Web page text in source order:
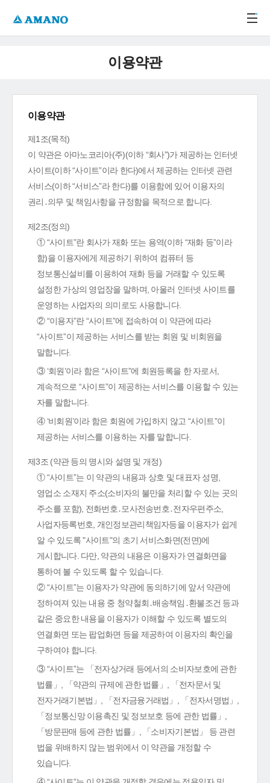
이용약관
이용약관
제1조(목적)
이 약관은 아마노코리아(주)(이하 “회사”)가 제공하는 인터넷
사이트(이하 “사이트”이라 한다)에서 제공하는 인터넷 관련
서비스(이하 “서비스”라 한다)를 이용함에 있어 이용자의
권리․의무 및 책임사항을 규정함을 목적으로 합니다.
제2조(정의)
① “사이트”란 회사가 재화 또는 용역(이하 “재화 등”이라
함)을 이용자에게 제공하기 위하여 컴퓨터 등
정보통신설비를 이용하여 재화 등을 거래할 수 있도록
설정한 가상의 영업장을 말하며, 아울러 인터넷 사이트를
운영하는 사업자의 의미로도 사용합니다.
② “이용자”란 “사이트”에 접속하여 이 약관에 따라
“사이트”이 제공하는 서비스를 받는 회원 및 비회원을
말합니다.
③ ‘회원’이라 함은 “사이트”에 회원등록을 한 자로서,
계속적으로 “사이트”이 제공하는 서비스를 이용할 수 있는
자를 말합니다.
④ ‘비회원’이라 함은 회원에 가입하지 않고 “사이트”이
제공하는 서비스를 이용하는 자를 말합니다.
제3조 (약관 등의 명시와 설명 및 개정)
① “사이트”는 이 약관의 내용과 상호 및 대표자 성명,
영업소 소재지 주소(소비자의 불만을 처리할 수 있는 곳의
주소를 포함), 전화번호․모사전송번호․전자우편주소,
사업자등록번호, 개인정보관리책임자등을 이용자가 쉽게
알 수 있도록 "사이트"의 초기 서비스화면(전면)에
게시합니다. 다만, 약관의 내용은 이용자가 연결화면을
통하여 볼 수 있도록 할 수 있습니다.
② “사이트”는 이용자가 약관에 동의하기에 앞서 약관에
정하여져 있는 내용 중 청약철회․배송책임․환불조건 등과
같은 중요한 내용을 이용자가 이해할 수 있도록 별도의
연결화면 또는 팝업화면 등을 제공하여 이용자의 확인을
구하여야 합니다.
③ “사이트”는 「전자상거래 등에서의 소비자보호에 관한
법률」, 「약관의 규제에 관한 법률」, 「전자문서 및
전자거래기본법」, 「전자금융거래법」, 「전자서명법」,
「정보통신망 이용촉진 및 정보보호 등에 관한 법률」,
「방문판매 등에 관한 법률」, 「소비자기본법」 등 관련
법을 위배하지 않는 범위에서 이 약관을 개정할 수
있습니다.